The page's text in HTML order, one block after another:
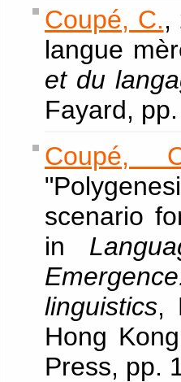
Coupé, C.,
langue
et du
Fayard,
Coupé,
scenario
in
linguistics,
Hong
Press, pp.